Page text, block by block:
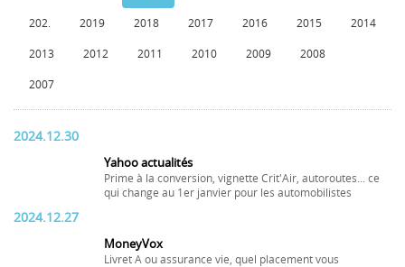
202. 2019 2018 2017 2016 2015 2014
2013 2012 2011 2010 2009 2008
2007
2024.12.30
Yahoo actualités
Prime à la conversion, vignette Crit'Air, autoroutes... ce
qui change au 1er janvier pour les automobilistes
2024.12.27
MoneyVox
Livret A ou assurance vie, quel placement vous